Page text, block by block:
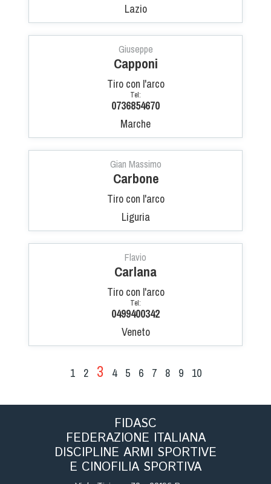
Lazio
Giuseppe
Capponi
Tiro con l'arco
Tel:
0736854670
Marche
Gian Massimo
Carbone
Tiro con l'arco
Liguria
Flavio
Carlana
Tiro con l'arco
Tel:
0499400342
Veneto
1 2 3 4 5 6 7 8 9 10
FIDASC
FEDERAZIONE ITALIANA
DISCIPLINE ARMI SPORTIVE
E CINOFILIA SPORTIVA